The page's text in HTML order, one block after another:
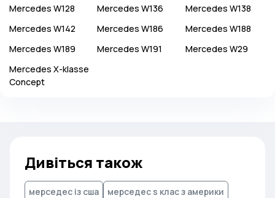
Mercedes W128 Mercedes W136 Mercedes W138
Mercedes W142 Mercedes W186 Mercedes W188
Mercedes W189 Mercedes W191 Mercedes W29
Mercedes X-klasse
Concept
Дивіться також
мерседес із сша
мерседес s клас з америки